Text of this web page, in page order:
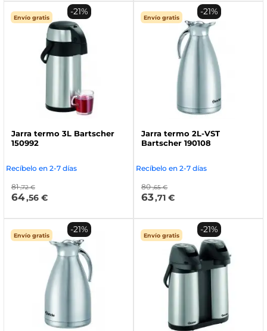
Envío gratis
Jarra termo 3L Bartscher
150992
Recíbelo en 2-7 días
81 ,72 €
64,56 €
-21%
Envío gratis
Jarra termo 2L-VST
Bartscher 190108
Recíbelo en 2-7 días
80 ,65 €
63,71 €
-21%
Envío gratis
-21%
Envío gratis
-21%